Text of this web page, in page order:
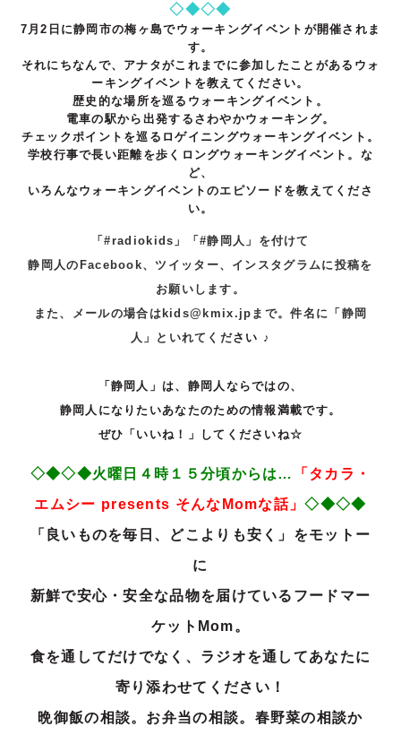
◇◆◇◆
7月2日に静岡市の梅ヶ島でウォーキングイベントが開催されま
す。
それにちなんで、アナタがこれまでに参加したことがあるウォ
ーキングイベントを教えてください。
歴史的な場所を巡るウォーキングイベント。
電車の駅から出発するさわやかウォーキング。
チェックポイントを巡るロゲイニングウォーキングイベント。
学校行事で長い距離を歩くロングウォーキングイベント。な
ど、
いろんなウォーキングイベントのエピソードを教えてくださ
い。
「#radiokids」「#静岡人」を付けて
静岡人のFacebook、ツイッター、インスタグラムに投稿を
お願いします。
また、メールの場合はkids@kmix.jpまで。件名に「静岡
人」といれてください ♪
「静岡人」は、静岡人ならではの、
静岡人になりたいあなたのための情報満載です。
ぜひ「いいね！」してくださいね☆
◇◆◇◆火曜日４時１５分頃からは…
「タカラ・
エムシー presents そんな Momな話」◇◆◇◆
「良いものを毎日、どこよりも安く」をモットー
に
新鮮で安心・安全な品物を届けているフードマー
ケットMom。
食を通してだけでなく、ラジオを通してあなたに
寄り添わせてください！
晩御飯の相談。お弁当の相談。春野菜の相談か